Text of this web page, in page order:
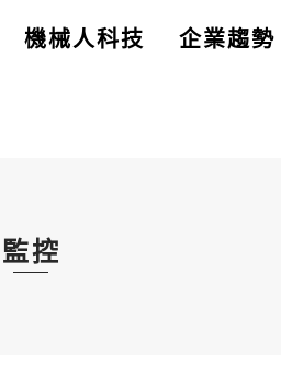
機械人科技 企業趨勢
監控